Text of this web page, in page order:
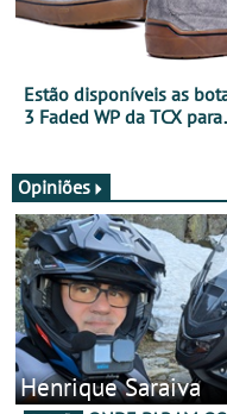
Estão disponíveis as
3 Faded WP da TCX para
Opiniões
Henrique Saraiva